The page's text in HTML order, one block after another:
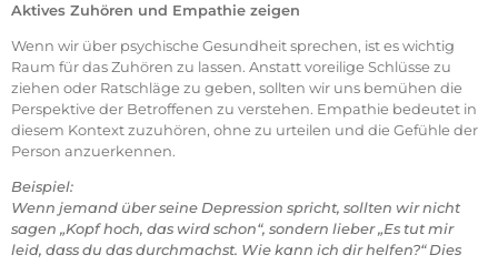
Aktives Zuhören und Empathie zeigen
Wenn wir über psychische Gesundheit sprechen, ist es wichtig
Raum für das Zuhören zu lassen. Anstatt voreilige Schlüsse zu
ziehen oder Ratschläge zu geben, sollten wir uns bemühen die
Perspektive der Betroffenen zu verstehen. Empathie bedeutet in
diesem Kontext zuzuhören, ohne zu urteilen und die Gefühle der
Person anzuerkennen.
Beispiel:
Wenn jemand über seine Depression spricht, sollten wir nicht
sagen „Kopf hoch, das wird schon“, sondern lieber „Es tut mir
leid, dass du das durchmachst. Wie kann ich dir helfen?“ Dies